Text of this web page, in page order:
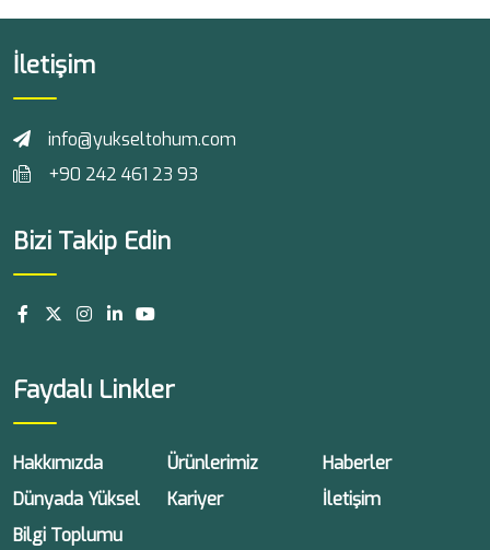
İletişim
info@yukseltohum.com
+90 242 461 23 93
Bizi Takip Edin
Faydalı Linkler
Hakkımızda Ürünlerimiz
Haberler
Dünyada Yüksel
Kariyer
İletişim
Bilgi Toplumu